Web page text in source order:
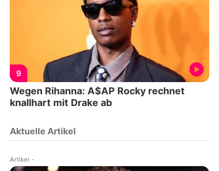
9
Wegen Rihanna: A$AP Rocky rechnet
knallhart mit Drake ab
Aktuelle Artikel
Artikel -